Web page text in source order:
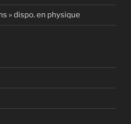
» dispo. en physique